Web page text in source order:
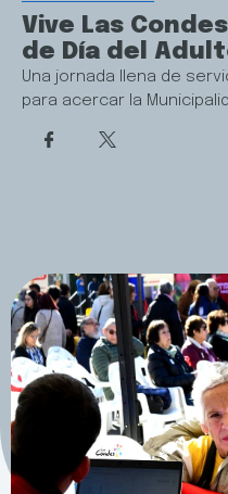
Vive Las
de Día del
Una jornada llena de
para acercar la